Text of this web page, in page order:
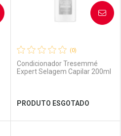
Ver Desconto Convênio
(0)
Condicionador Tresemmé
Expert Selagem Capilar 200ml
PRODUTO ESGOTADO
AVISE-ME